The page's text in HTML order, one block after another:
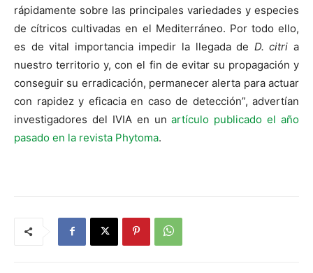
rápidamente sobre las principales variedades y especies
de cítricos cultivadas en el Mediterráneo. Por todo ello,
es de vital importancia impedir la llegada de D. citri a
nuestro territorio y, con el fin de evitar su propagación y
conseguir su erradicación, permanecer alerta para actuar
con rapidez y eficacia en caso de detección”, advertían
investigadores del IVIA en unartículo publicado el año
pasado en la revista Phytoma.